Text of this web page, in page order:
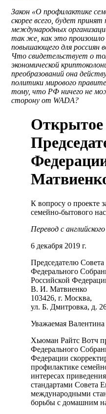
Закон «О профилактике
скорее всего, будет принят
международных
так же, как это произошло
повышающего для россиян
Что свидетельствует о
экономической
преобразований она
политики мирового
тому, что РФ ничего не
сторону от WADA?
Открытое
К вопросу о проекте
семейно-бытового
Перевод с английского
6 декабря 2019 г.
Председателю
Федерального
Российской
В. И. Матвиенко
103426, г. Москва,
ул. Б. Дмитровка, д.
Уважаемая
Хьюман Райтс Вотч
Федерального
Федерации
профилактике
интересах
стандартами Совета
международными
борьбы с домашним